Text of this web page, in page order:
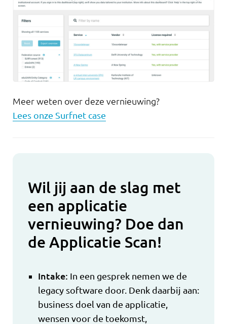
Meer weten over deze vernieuwing?
Lees onze Surfnet case
Wil jij aan de slag met
een applicatie
vernieuwing? Doe dan
de Applicatie Scan!
Intake: In een gesprek nemen we de
legacy software door. Denk daarbij aan:
business doel van de applicatie,
wensen voor de toekomst,